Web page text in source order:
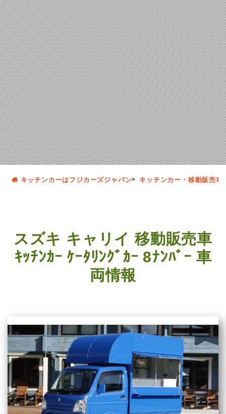
キッチンカーはフジカーズジャパン キッチンカー・移動販売車
スズキ キャリイ 移動販売車
ｷｯﾁﾝｶｰ ｹｰﾀﾘﾝｸﾞｶｰ 8ﾅﾝﾊﾞｰ 車
両情報